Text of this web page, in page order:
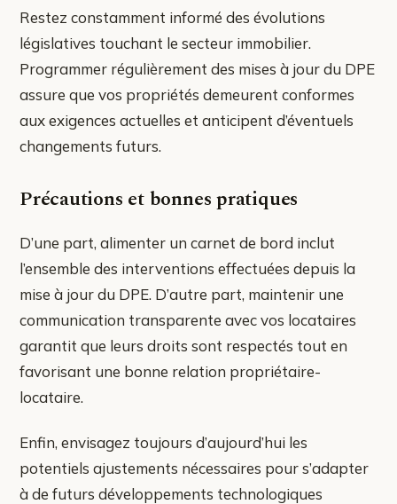
Restez constamment informé des évolutions
législatives touchant le secteur immobilier.
Programmer régulièrement des mises à jour du DPE
assure que vos propriétés demeurent conformes
aux exigences actuelles et anticipent d’éventuels
changements futurs.
Précautions et bonnes pratiques
D’une part, alimenter un carnet de bord inclut
l’ensemble des interventions effectuées depuis la
mise à jour du DPE. D’autre part, maintenir une
communication transparente avec vos locataires
garantit que leurs droits sont respectés tout en
favorisant une bonne relation propriétaire-
locataire.
Enfin, envisagez toujours d’aujourd’hui les
potentiels ajustements nécessaires pour s’adapter
à de futurs développements technologiques